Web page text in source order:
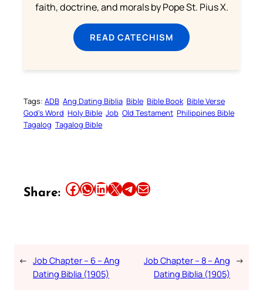
faith, doctrine, and morals by Pope St. Pius X.
READ CATECHISM
Tags: ADB Ang Dating Biblia Bible Bible Book Bible Verse
God’s Word Holy Bible Job Old Testament Philippines Bible
Tagalog Tagalog Bible
Share: Share this article on Facebook Share this article on WhatsApp Share this article on LinkedIn Share this article on X Share this article on TelegramEmail this Article
← Job Chapter – 6 – Ang
Dating Biblia (1905)
Job Chapter – 8 – Ang
Dating Biblia (1905)
→